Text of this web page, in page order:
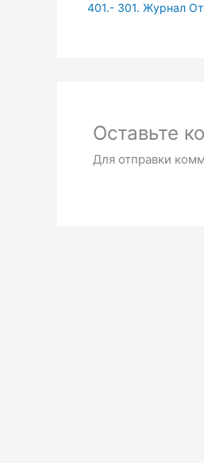
401.- 301. Журнал
Оставьте
Для отправки